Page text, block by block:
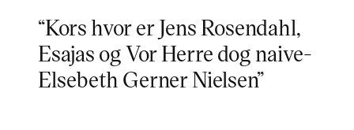
“Kors hvor er Jens Rosendahl,
Esajas og Vor Herre dog naive-
Elsebeth Gerner Nielsen”